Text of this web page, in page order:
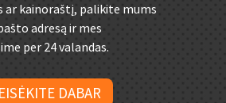
ar kainoraštį, palikite mums
adresą ir mes
per 24 valandas.
DABAR